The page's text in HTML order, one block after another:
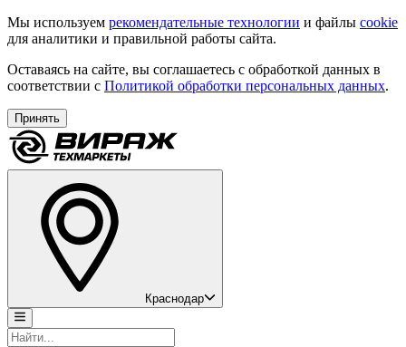
Мы используем рекомендательные технологии и файлы cookie
для аналитики и правильной работы сайта.
Оставаясь на сайте, вы соглашаетесь с обработкой данных в
соответствии с Политикой обработки персональных данных.
Принять
Краснодар